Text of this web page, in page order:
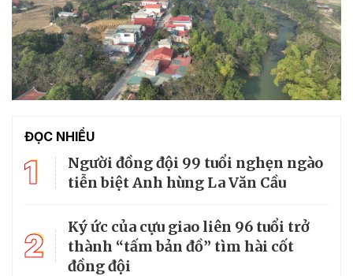
ĐỌC NHIỀU
1
Người đồng đội 99 tuổi nghẹn ngào
tiễn biệt Anh hùng La Văn Cầu
2
Ký ức của cựu giao liên 96 tuổi trở
thành “tấm bản đồ” tìm hài cốt
đồng đội